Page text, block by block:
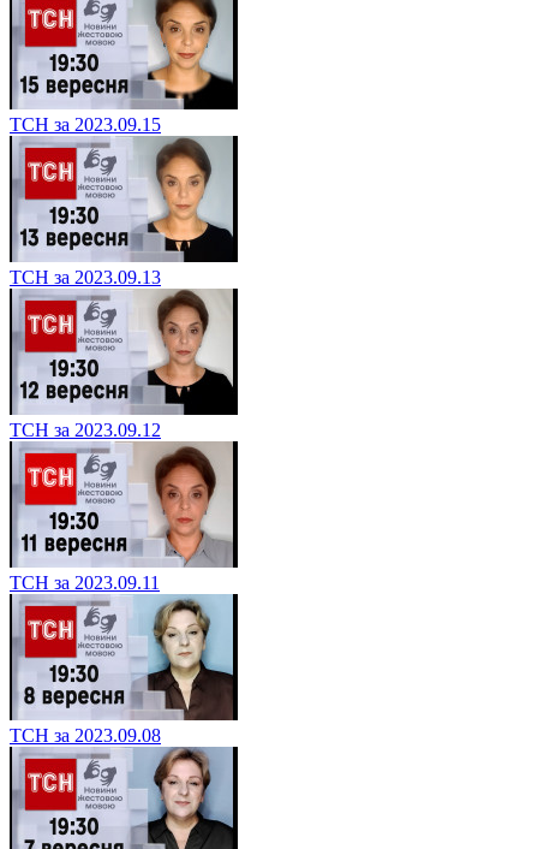
ТСН за 2023.09.15
ТСН за 2023.09.13
ТСН за 2023.09.12
ТСН за 2023.09.11
ТСН за 2023.09.08